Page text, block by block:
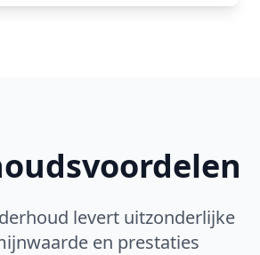
levert uitzonderlijke
en prestaties